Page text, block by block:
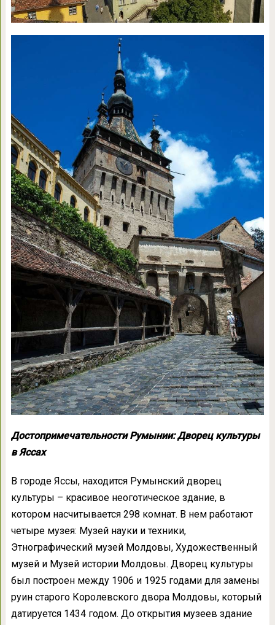
Достопримечательности Румынии: Дворец культуры
в Яссах
В городе Яссы, находится Румынский дворец
культуры – красивое неоготическое здание, в
котором насчитывается 298 комнат. В нем работают
четыре музея: Музей науки и техники,
Этнографический музей Молдовы, Художественный
музей и Музей истории Молдовы. Дворец культуры
был построен между 1906 и 1925 годами для замены
руин старого Королевского двора Молдовы, который
датируется 1434 годом. До открытия музеев здание